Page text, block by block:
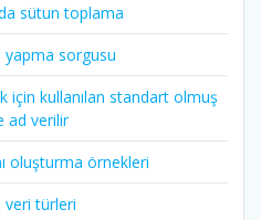
sütun toplama
yapma sorgusu
için kullanılan standart olmuş
ad verilir
oluşturma örnekleri
veri türleri